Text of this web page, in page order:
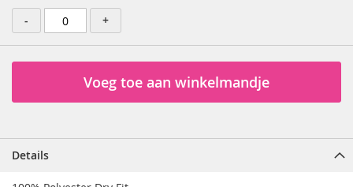
-
+
Voeg toe aan winkelmandje
Details